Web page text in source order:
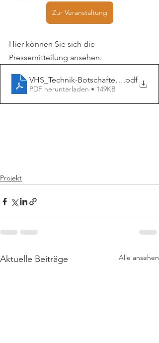
Zur Veranstaltung
Hier können Sie sich die
Pressemitteilung ansehen:
VHS_Technik- .pdf
PDF herunterladen • 149KB
Projekt
Aktuelle Beiträge Alle ansehen